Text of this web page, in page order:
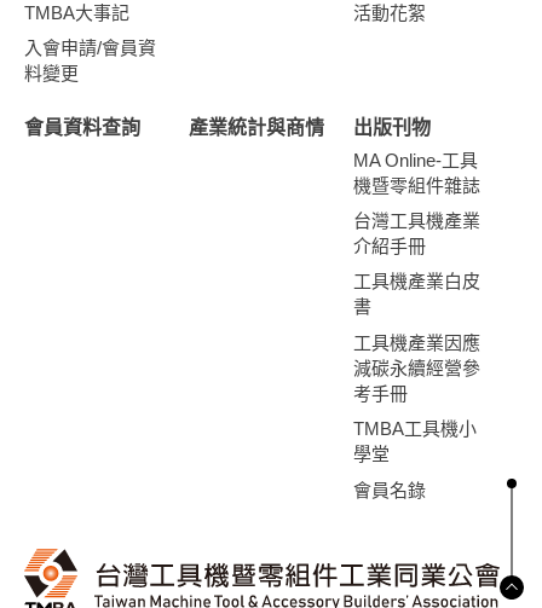
TMBA大事記
入會申請/會員資
料變更
活動花絮
會員資料查詢 產業統計與商情
出版刊物
MA Online-工具
機暨零組件雜誌
台灣工具機產業
介紹手冊
工具機產業白皮
書
工具機產業因應
減碳永續經營參
考手冊
TMBA工具機小
學堂
會員名錄